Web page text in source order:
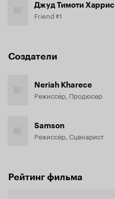
Джуд Тимоти Харрис
Friend #1
Создатели
Neriah Kharece
Режиссёр, Продюсер
Samson
Режиссёр, Сценарист
Рейтинг фильма